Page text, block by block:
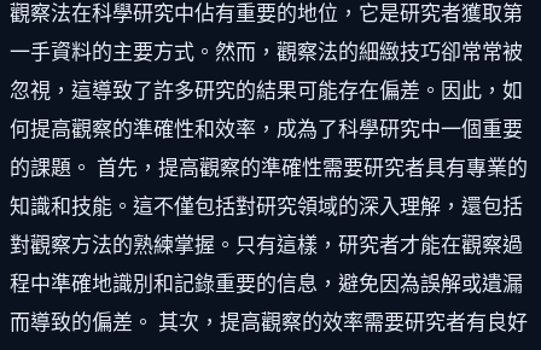
觀察法在科學研究中佔有重要的地位，它是研究者獲取第
一手資料的主要方式。然而，觀察法的細緻技巧卻常常被
忽視，這導致了許多研究的結果可能存在偏差。因此，如
何提高觀察的準確性和效率，成為了科學研究中一個重要
的課題。 首先，提高觀察的準確性需要研究者具有專業的
知識和技能。這不僅包括對研究領域的深入理解，還包括
對觀察方法的熟練掌握。只有這樣，研究者才能在觀察過
程中準確地識別和記錄重要的信息，避免因為誤解或遺漏
而導致的偏差。 其次，提高觀察的效率需要研究者有良好